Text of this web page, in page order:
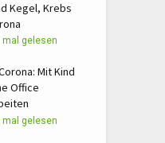
Kegel, Krebs
mal gelesen
Mit Kind
Office
mal gelesen